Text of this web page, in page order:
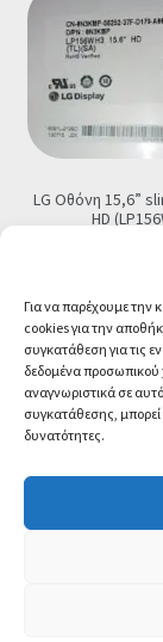
Για να παρέχουμε την
cookies για την
συγκατάθεση για τις
δεδομένα
αναγνωριστικά σε
συγκατάθεσης, μπορεί
δυνατότητες.
LG Οθόνη 15,6”
HD
Προσθήκη
© CA-
WooCommerce